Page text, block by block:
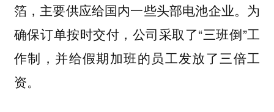
箔，主要供应给国内一些头部电池企业。为
确保订单按时交付，公司采取了“三班倒”工
作制，并给假期加班的员工发放了三倍工
资。